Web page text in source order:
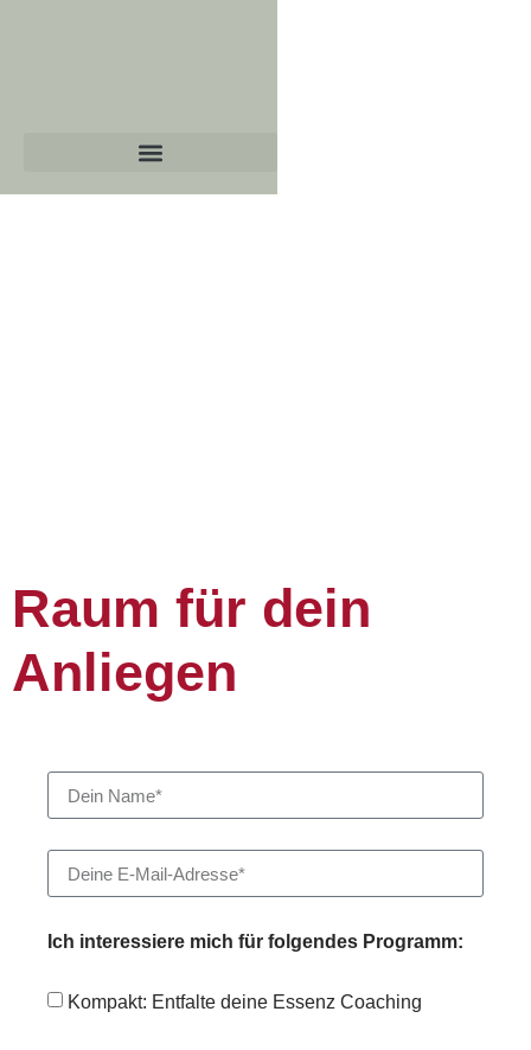
Raum für dein
Anliegen
Ich interessiere mich für folgendes Programm:
Kompakt: Entfalte deine Essenz Coaching